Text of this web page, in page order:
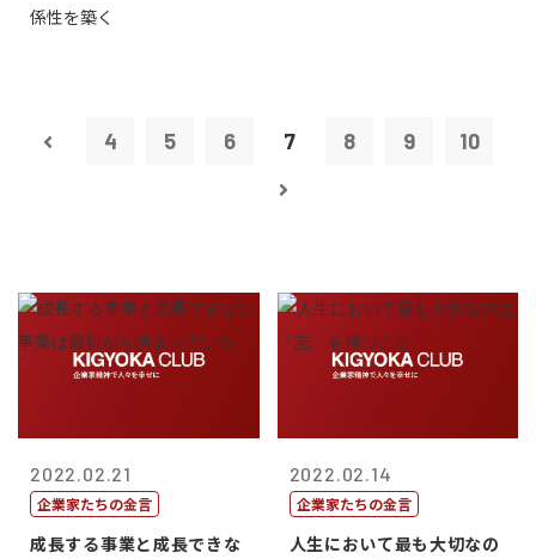
係性を築く
4 5 6 7 8 9 10
2022.02.21
企業家たちの金言
成長する事業と成長できな
2022.02.14
企業家たちの金言
人生において最も大切なの